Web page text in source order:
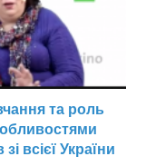
та роль
всієї України